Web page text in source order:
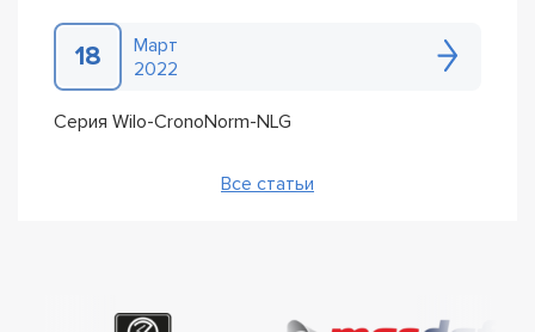
18
Март
2022
Серия Wilo-CronoNorm-NLG
Все статьи